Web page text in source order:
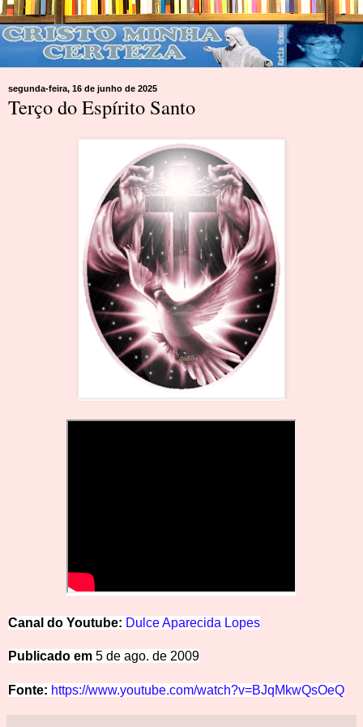
segunda-feira, 16 de junho de 2025
Terço do Espírito Santo
Canal do Youtube: Dulce Aparecida Lopes
Pub licado em 5 de ago. de 2009
Fonte: https://www.youtube.com/watch?v=BJqMkwQsOeQ